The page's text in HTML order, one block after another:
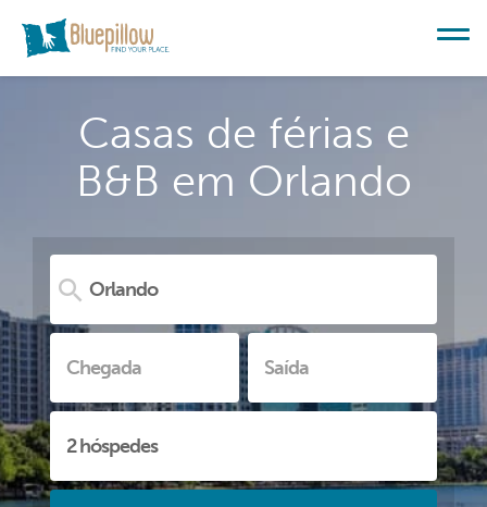
Casas de férias e
B&B em Orlando